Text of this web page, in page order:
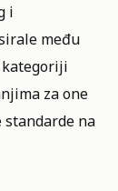
i
među
za one
na